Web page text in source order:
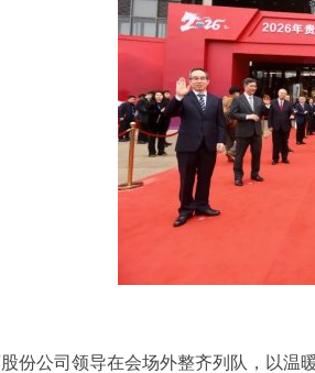
份公司领导在会场外整齐列队，以